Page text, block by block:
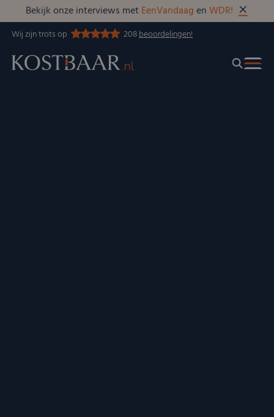
Bekijk onze interviews met EenVandaagenWDR!
Wij zijn trots op 208beoordelingen!